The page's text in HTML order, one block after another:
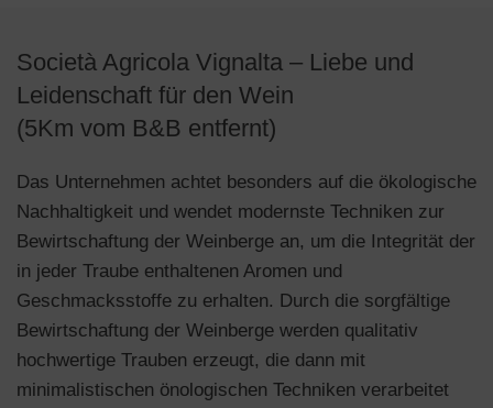
Società Agricola Vignalta – Liebe und
Leidenschaft für den Wein
(5Km vom B&B entfernt)
Das Unternehmen achtet besonders auf die ökologische
Nachhaltigkeit und wendet modernste Techniken zur
Bewirtschaftung der Weinberge an, um die Integrität der
in jeder Traube enthaltenen Aromen und
Geschmacksstoffe zu erhalten. Durch die sorgfältige
Bewirtschaftung der Weinberge werden qualitativ
hochwertige Trauben erzeugt, die dann mit
minimalistischen önologischen Techniken verarbeitet